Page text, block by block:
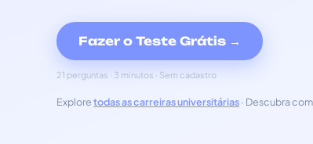
Fazer o Teste Grátis →
21 perguntas · 3 minutos · Sem cadastro
Exploretodas as carreiras universitárias· Descubra